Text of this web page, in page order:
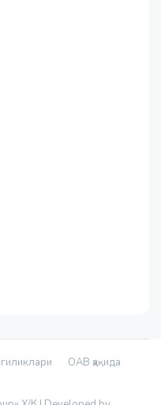
ОАВ ҳақида